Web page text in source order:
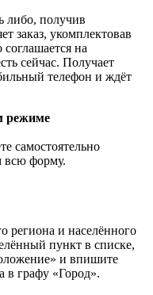
либо, получив
заказ, укомплектовав
на
сейчас. Получает
телефон и ждёт
режиме
самостоятельно
всю форму.
региона и населённого
пункт в списке,
и впишите
в графу «Город».